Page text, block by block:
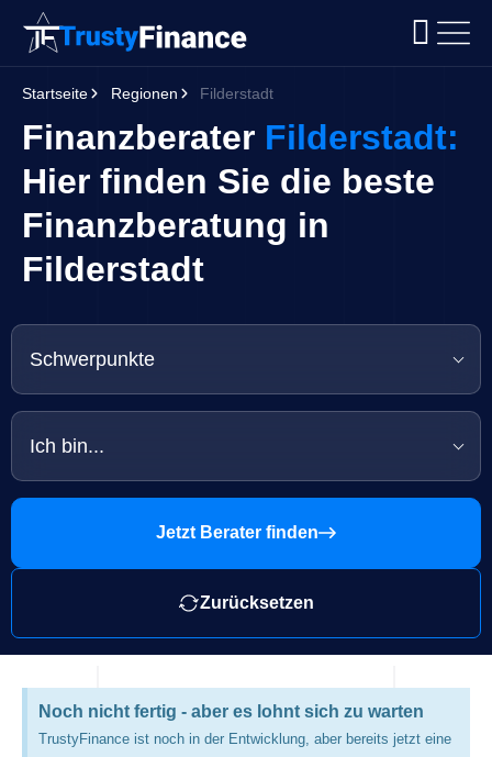
Startseite Regionen Filderstadt
Finanzberater Filderstadt:
Hier finden Sie die beste
Finanzberatung in
Filderstadt
Schwerpunkte
Ich bin...
Jetzt Berater finden
Zurücksetzen
Noch nicht fertig - aber es lohnt sich zu warten
TrustyFinance ist noch in der Entwicklung, aber bereits jetzt eine